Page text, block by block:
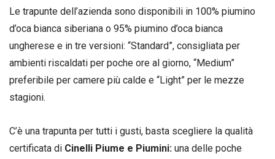
Le trapunte dell’azienda sono disponibili in 100% piumino
d’oca bianca siberiana o 95% piumino d’oca bianca
ungherese e in tre versioni: “Standard”, consigliata per
ambienti riscaldati per poche ore al giorno, “Medium”
preferibile per camere più calde e “Light” per le mezze
stagioni.
C’è una trapunta per tutti i gusti, basta scegliere la qualità
certificata di Cinelli Piume e Piumini: una delle poche